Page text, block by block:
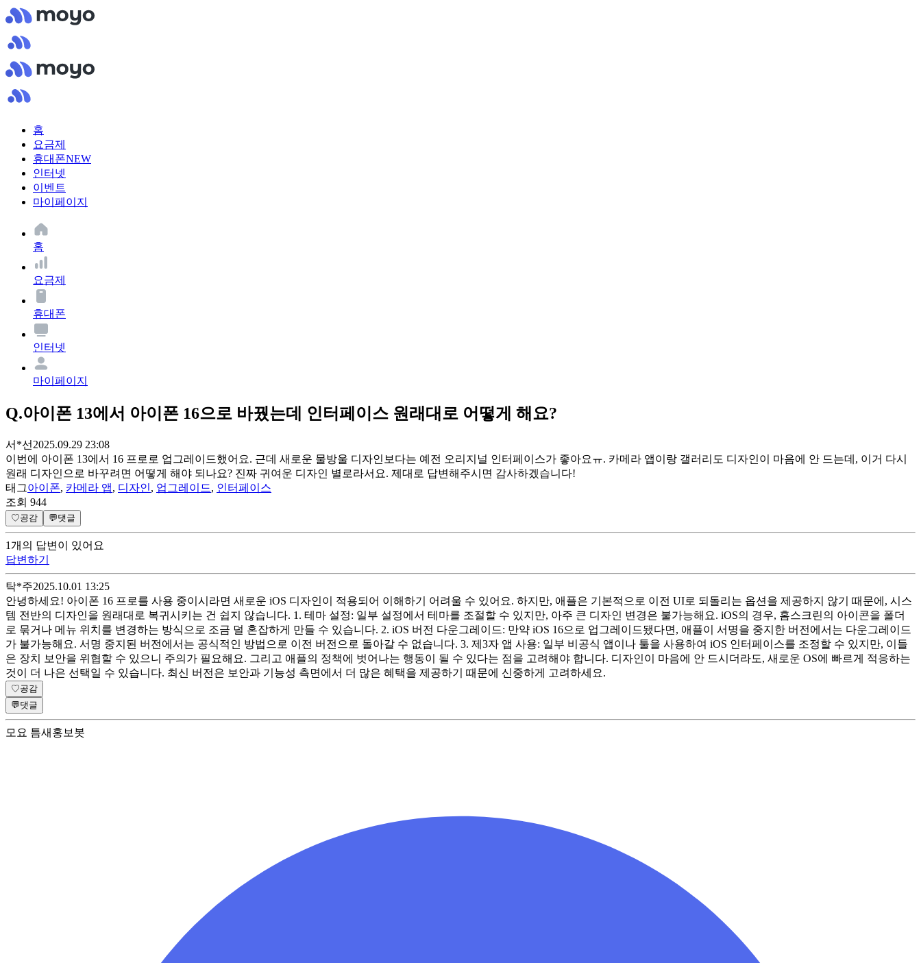
홈
요금제
휴대폰NEW
인터넷
이벤트
마이페이지
홈
요금제
휴대폰
인터넷
마이페이지
Q.아이폰 13에서 아이폰 16으로 바꿨는데 인터페이스 원래대로 어떻게 해요?
서*선 2025.09.29 23:08
이번에 아이폰 13에서 16 프로로 업그레이드했어요. 근데 새로운 물방울 디자인보다는 예전 오리지널 인터페이스가 좋아요ㅠ. 카메라 앱이랑 갤러리도 디자인이 마음에 안 드는데, 이거 다시
원래 디자인으로 바꾸려면 어떻게 해야 되나요? 진짜 귀여운 디자인 별로라서요. 제대로 답변해주시면 감사하겠습니다!
태그아이폰, 카메라 앱, 디자인, 업그레이드, 인터페이스
조회 944
♡공감 💬댓글
1개 의 답변이 있어요
답변하기
탁*주2025.10.01 13:25
안녕하세요! 아이폰 16 프로를 사용 중이시라면 새로운 iOS 디자인이 적용되어 이해하기 어려울 수 있어요. 하지만, 애플은 기본적으로 이전 UI로 되돌리는 옵션을 제공하지 않기 때문에, 시스
템 전반의 디자인을 원래대로 복귀시키는 건 쉽지 않습니다. 1. 테마 설정: 일부 설정에서 테마를 조절할 수 있지만, 아주 큰 디자인 변경은 불가능해요. iOS의 경우, 홈스크린의 아이콘을 폴더
로 묶거나 메뉴 위치를 변경하는 방식으로 조금 덜 혼잡하게 만들 수 있습니다. 2. iOS 버전 다운그레이드: 만약 iOS 16으로 업그레이드됐다면, 애플이 서명을 중지한 버전에서는 다운그레이드
가 불가능해요. 서명 중지된 버전에서는 공식적인 방법으로 이전 버전으로 돌아갈 수 없습니다. 3. 제3자 앱 사용: 일부 비공식 앱이나 툴을 사용하여 iOS 인터페이스를 조정할 수 있지만, 이들
은 장치 보안을 위협할 수 있으니 주의가 필요해요. 그리고 애플의 정책에 벗어나는 행동이 될 수 있다는 점을 고려해야 합니다. 디자인이 마음에 안 드시더라도, 새로운 OS에 빠르게 적응하는
것이 더 나은 선택일 수 있습니다. 최신 버전은 보안과 기능성 측면에서 더 많은 혜택을 제공하기 때문에 신중하게 고려하세요.
♡공감
💬댓글
모요 틈새홍보봇